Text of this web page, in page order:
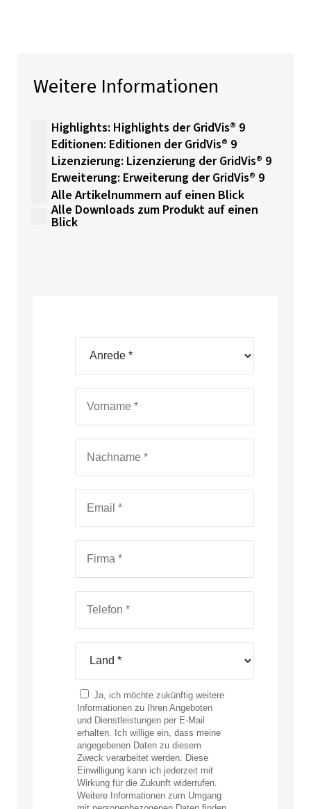
Weitere Informationen
Highlights: Highlights der GridVis® 9
Editionen: Editionen der GridVis® 9
Lizenzierung: Lizenzierung der GridVis® 9
Erweiterung: Erweiterung der GridVis® 9
Alle Artikelnummern auf einen Blick
Alle Downloads zum Produkt auf einen
Blick